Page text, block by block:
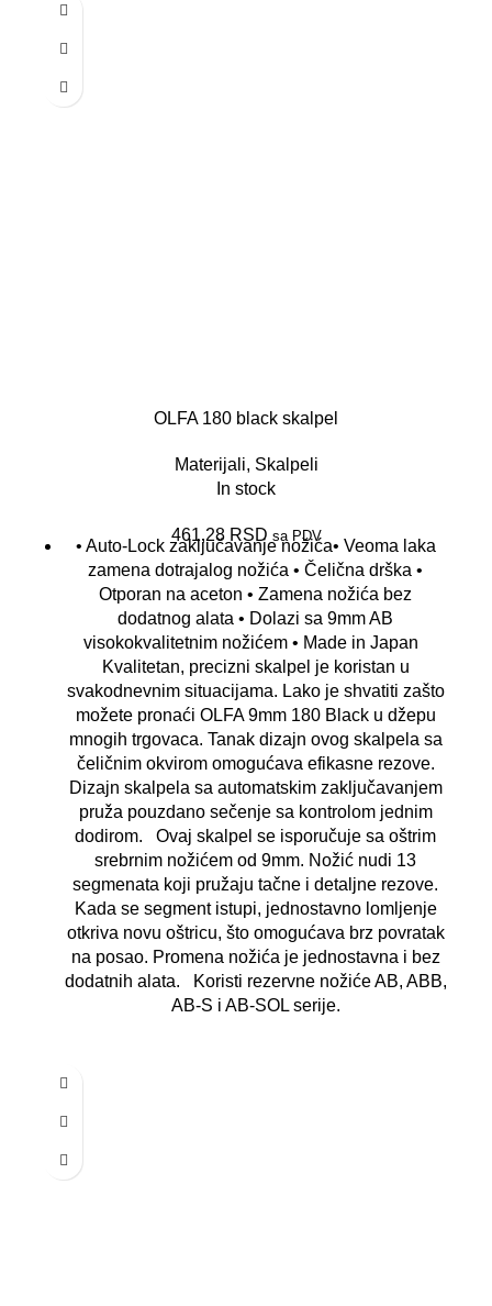
OLFA 180 black skalpel
Materijali, Skalpeli
In stock
461,28 RSD sa PDV
• Auto-Lock zaključavanje nožića• Veoma laka
zamena dotrajalog nožića • Čelična drška •
Otporan na aceton • Zamena nožića bez
dodatnog alata • Dolazi sa 9mm AB
visokokvalitetnim nožićem • Made in Japan
Kvalitetan, precizni skalpel je koristan u
svakodnevnim situacijama. Lako je shvatiti zašto
možete pronaći OLFA 9mm 180 Black u džepu
mnogih trgovaca. Tanak dizajn ovog skalpela sa
čeličnim okvirom omogućava efikasne rezove.
Dizajn skalpela sa automatskim zaključavanjem
pruža pouzdano sečenje sa kontrolom jednim
dodirom. Ovaj skalpel se isporučuje sa oštrim
srebrnim nožićem od 9mm. Nožić nudi 13
segmenata koji pružaju tačne i detaljne rezove.
Kada se segment istupi, jednostavno lomljenje
otkriva novu oštricu, što omogućava brz povratak
na posao. Promena nožića je jednostavna i bez
dodatnih alata. Koristi rezervne nožiće AB, ABB,
AB-S i AB-SOL serije.